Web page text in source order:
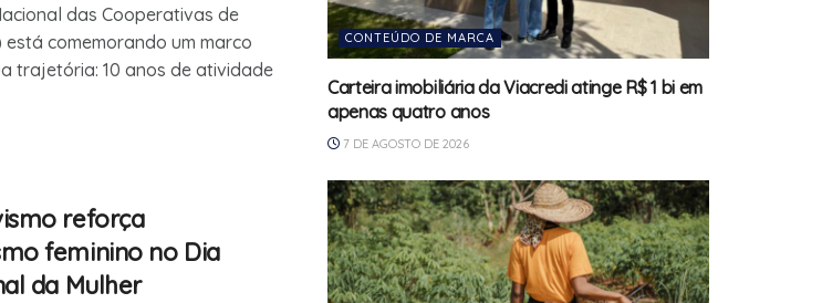
das Cooperativas de
está comemorando um marco
trajetória: 10 anos de atividade
reforça
feminino no Dia
da Mulher
CONTEÚDO DE MARCA
Carteira imobiliária da Viacredi atinge R$ 1 bi em
apenas quatro anos
7 DE AGOSTO DE 2026